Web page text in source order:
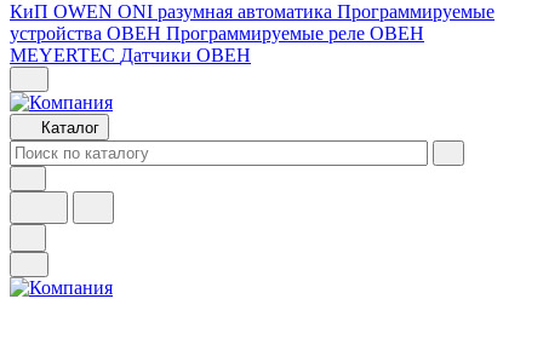
КиП OWEN ONI разумная автоматика Программируемые
устройства ОВЕН Программируемые реле ОВЕН
MEYERTEC Датчики ОВЕН
Каталог